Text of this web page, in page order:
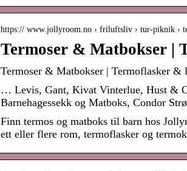
https:// www.jollyroom.no › friluftsliv › tur-piknik ›
Termoser & Matbokser |
Termoser & Matbokser | Termoflasker &
… Levis, Gant, Kivat Vinterlue, Hust &
Barnehagessekk og Matboks, Condor
Finn termos og matboks til barn hos
ett eller flere rom, termoflasker og